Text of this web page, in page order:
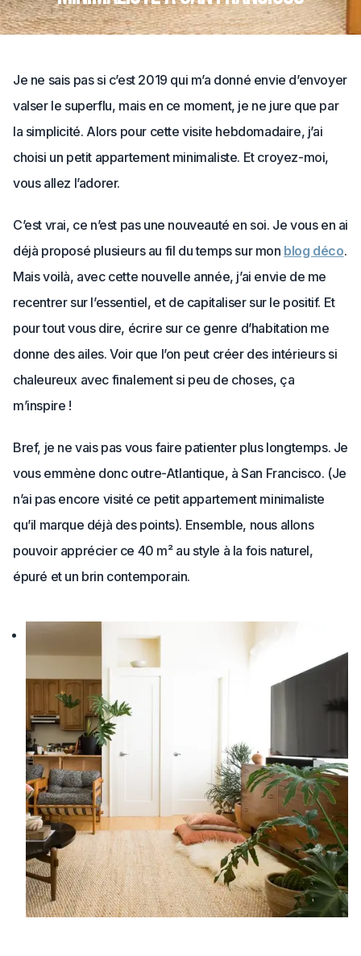
Je ne sais pas si c’est 2019 qui m’a donné envie d’envoyer
valser le superflu, mais en ce moment, je ne jure que par
la simplicité. Alors pour cette visite hebdomadaire, j’ai
choisi un petit appartement minimaliste. Et croyez-moi,
vous allez l’adorer.
C’est vrai, ce n’est pas une nouveauté en soi. Je vous en ai
déjà proposé plusieurs au fil du temps sur mon blog déco.
Mais voilà, avec cette nouvelle année, j’ai envie de me
recentrer sur l’essentiel, et de capitaliser sur le positif. Et
pour tout vous dire, écrire sur ce genre d’habitation me
donne des ailes. Voir que l’on peut créer des intérieurs si
chaleureux avec finalement si peu de choses, ça
m’inspire !
Bref, je ne vais pas vous faire patienter plus longtemps. Je
vous emmène donc outre-Atlantique, à San Francisco. (Je
n’ai pas encore visité ce petit appartement minimaliste
qu’il marque déjà des points). Ensemble, nous allons
pouvoir apprécier ce 40 m² au style à la fois naturel,
épuré et un brin contemporain.